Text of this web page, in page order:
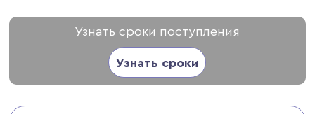
Узнать сроки поступления
Узнать сроки